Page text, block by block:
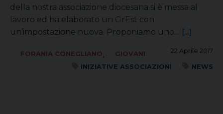
della nostra associazione diocesana si è messa al
lavoro ed ha elaborato un GrEst con
un’impostazione nuova. Proponiamo uno… [...]
22 Aprile 2017
FORANIA CONEGLIANO,
GIOVANI
INIZIATIVE ASSOCIAZIONI
NEWS